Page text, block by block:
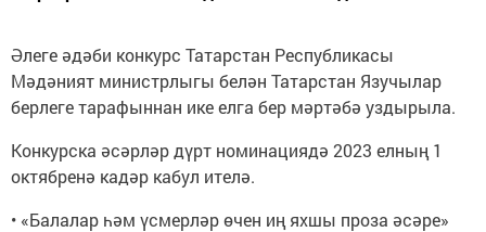
Әлеге әдәби конкурс Татарстан Республикасы
Мәдәният министрлыгы белән Татарстан Язучылар
берлеге тарафыннан ике елга бер мәртәбә уздырыла.
Конкурска әсәрләр дүрт номинациядә 2023 елның 1
октябренә кадәр кабул ителә.
• «Балалар һәм үсмерләр өчен иң яхшы проза әсәре»